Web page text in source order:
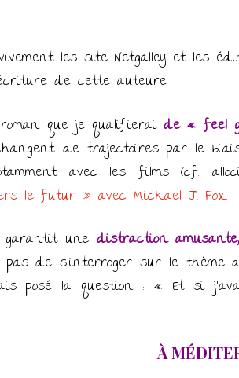
les site Netgalley et les
de cette auteure.
que je qualifieraide « feel
de trajectoires par le
avec les films (cf.
le futur » avec Mickael J. Fox.
une distraction amusante,
pas de s’interroger sur le
posé la question : « Et si
À